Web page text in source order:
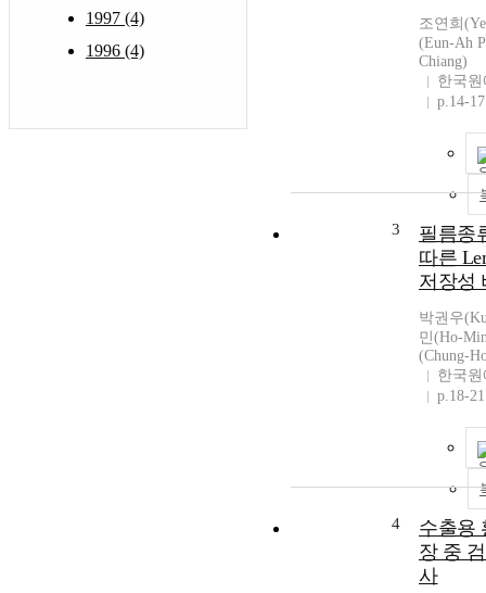
1997 (4)
1996 (4)
조연희
(Eun-Ah
Chiang)
한국
p.14-17
3
필름종
따른
저장성
박권우
민(Ho-
(Chung-
한국
p.18-21
4
수출용
장 중
사